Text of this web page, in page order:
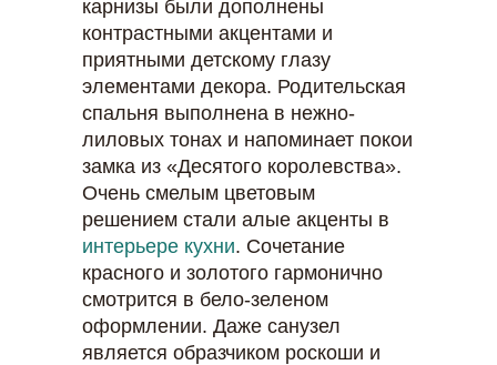
карнизы были дополнены
контрастными акцентами и
приятными детскому глазу
элементами декора. Родительская
спальня выполнена в нежно-
лиловых тонах и напоминает покои
замка из «Десятого королевства».
Очень смелым цветовым
решением стали алые акценты в
интерьере кухни. Сочетание
красного и золотого гармонично
смотрится в бело-зеленом
оформлении. Даже санузел
является образчиком роскоши и